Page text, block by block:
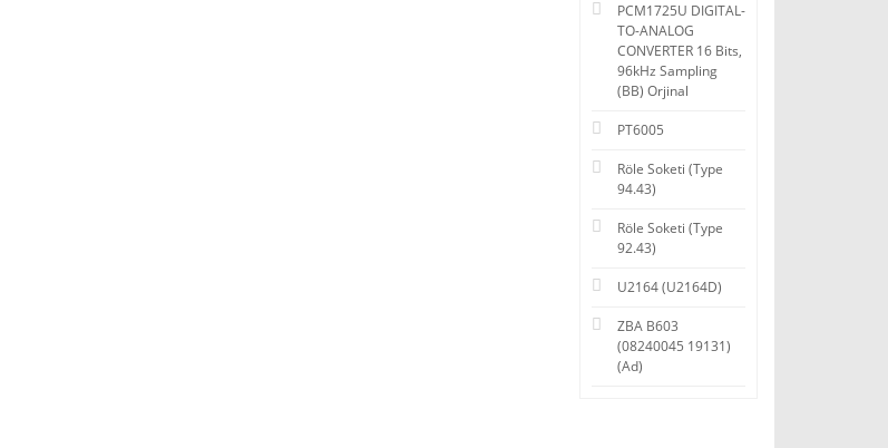
PCM1725U DIGITAL-
TO-ANALOG
CONVERTER 16 Bits,
96kHz Sampling
(BB) Orjinal
PT6005
Röle Soketi (Type
94.43)
Röle Soketi (Type
92.43)
U2164 (U2164D)
ZBA B603
(08240045 19131)
(Ad)